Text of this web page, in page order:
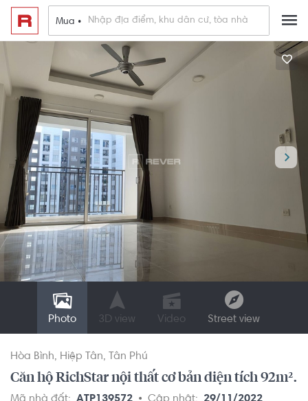
Mua •
Photo 3D view Video Street view
Hòa Bình Hiệp Tân Tân Phú
Căn hộ RichStar nội thất cơ bản diện tích 92m².